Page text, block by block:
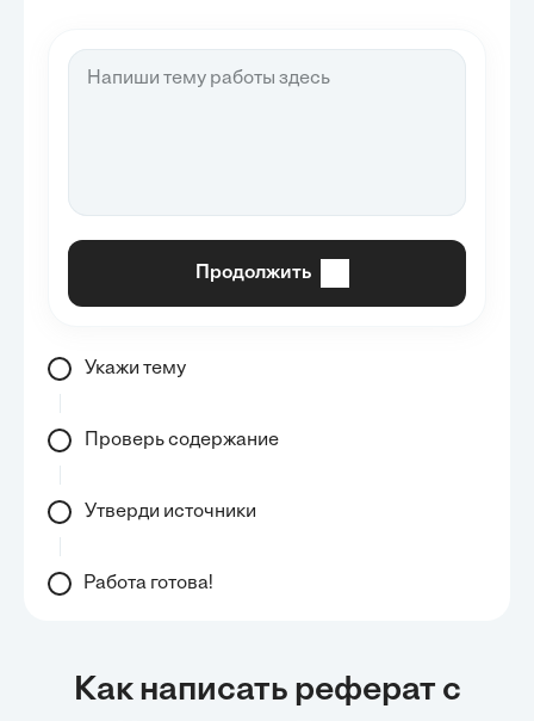
Продолжить
Укажи тему
Проверь содержание
Утверди источники
Работа готова!
Как написать реферат с